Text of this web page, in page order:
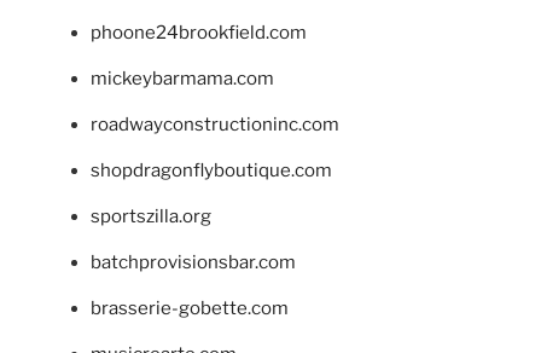
phoone24brookfield.com
mickeybarmama.com
roadwayconstructioninc.com
shopdragonflyboutique.com
sportszilla.org
batchprovisionsbar.com
brasserie-gobette.com